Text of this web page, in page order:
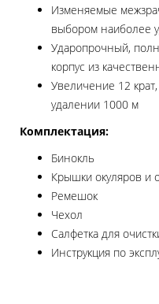
Изменяемые
выбором наиболее
Ударопрочный,
корпус из
Увеличение 12
удалении 1000 м
Комплектация:
Бинокль
Крышки окуляров и
Ремешок
Чехол
Салфетка для
Инструкция по